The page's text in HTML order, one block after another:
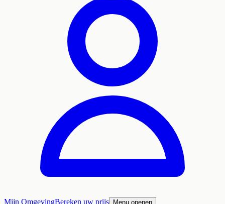
Mijn OmgevingBereken uw prijs Menu openen